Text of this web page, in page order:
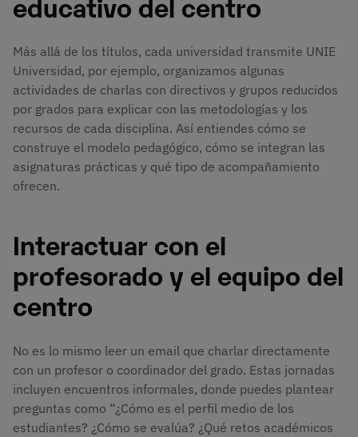
Más allá de los títulos, cada universidad transmite UNIE
Universidad, por ejemplo, organizamos algunas
actividades de charlas con directivos y grupos reducidos
por grados para explicar con las metodologías y los
recursos de cada disciplina. Así entiendes cómo se
construye el modelo pedagógico, cómo se integran las
asignaturas prácticas y qué tipo de acompañamiento
ofrecen.
Interactuar con el
profesorado y el equipo del
centro
No es lo mismo leer un email que charlar directamente
con un profesor o coordinador del grado. Estas jornadas
incluyen encuentros informales, donde puedes plantear
preguntas como “¿Cómo es el perfil medio de los
estudiantes? ¿Cómo se evalúa? ¿Qué retos académicos